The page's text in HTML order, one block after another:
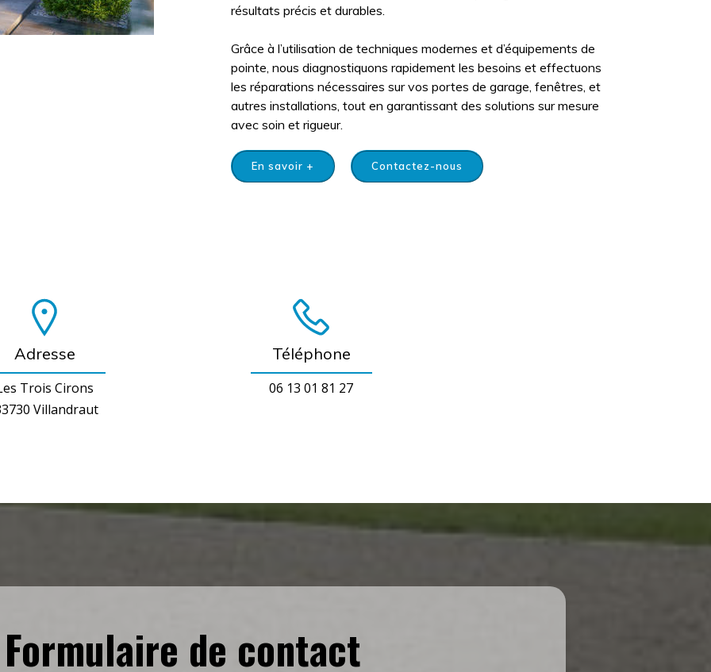
résultats précis et durables.
Grâce à l’utilisation de techniques modernes et d’équipements de
pointe, nous diagnostiquons rapidement les besoins et effectuons
les réparations nécessaires sur vos portes de garage, fenêtres, et
autres installations, tout en garantissant des solutions sur mesure
avec soin et rigueur.
En savoir + Contactez-nous
Adresse
Trois Cirons
Villandraut
Téléphone
06 13 01 81 27
de contact